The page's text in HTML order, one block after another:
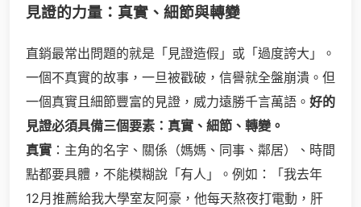
見證的力量：真實、細節與轉變
直銷最常出問題的就是「見證造假」或「過度誇大」。
一個不真實的故事，一旦被戳破，信譽就全盤崩潰。但
一個真實且細節豐富的見證，威力遠勝千言萬語。 好的
見證必須具備三個要素：真實、細節、轉變。
真實 ：主角的名字、關係（媽媽、同事、鄰居）、時間
點都要具體，不能模糊說「有人」。例如：「我去年
12月推薦給我大學室友阿豪，他每天熬夜打電動，肝